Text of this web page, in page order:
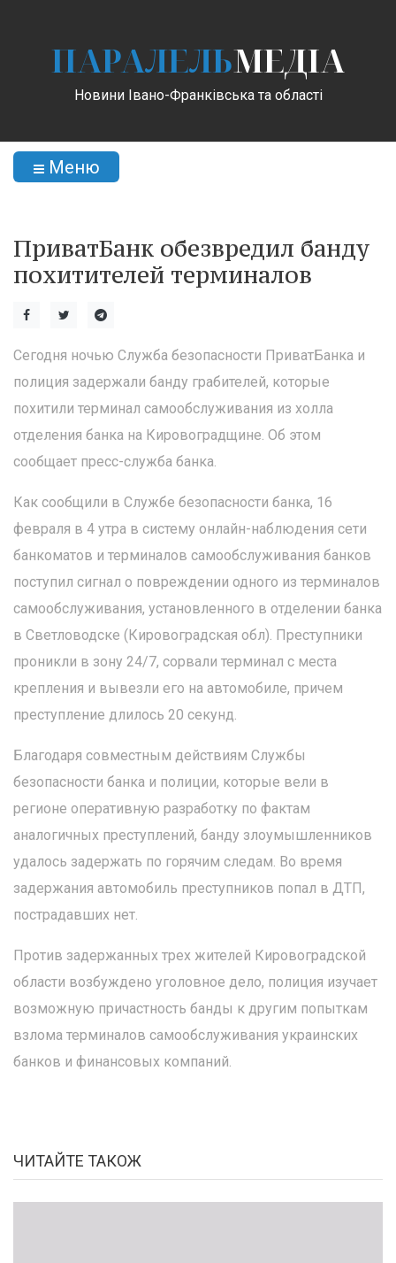
ПАРАЛЕЛЬМЕДІА
Новини Івано-Франківська та області
Меню
ПриватБанк обезвредил банду
похитителей терминалов
Сегодня ночью Служба безопасности ПриватБанка и
полиция задержали банду грабителей, которые
похитили терминал самообслуживания из холла
отделения банка на Кировоградщине. Об этом
сообщает пресс-служба банка.
Как сообщили в Службе безопасности банка, 16
февраля в 4 утра в систему онлайн-наблюдения сети
банкоматов и терминалов самообслуживания банков
поступил сигнал о повреждении одного из терминалов
самообслуживания, установленного в отделении банка
в Светловодске (Кировоградская обл). Преступники
проникли в зону 24/7, сорвали терминал с места
крепления и вывезли его на автомобиле, причем
преступление длилось 20 секунд.
Благодаря совместным действиям Службы
безопасности банка и полиции, которые вели в
регионе оперативную разработку по фактам
аналогичных преступлений, банду злоумышленников
удалось задержать по горячим следам. Во время
задержания автомобиль преступников попал в ДТП,
пострадавших нет.
Против задержанных трех жителей Кировоградской
области возбуждено уголовное дело, полиция изучает
возможную причастность банды к другим попыткам
взлома терминалов самообслуживания украинских
банков и финансовых компаний.
ЧИТАЙТЕ ТАКОЖ